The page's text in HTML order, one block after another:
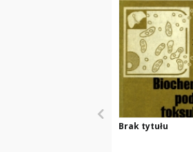
Brak tytułu